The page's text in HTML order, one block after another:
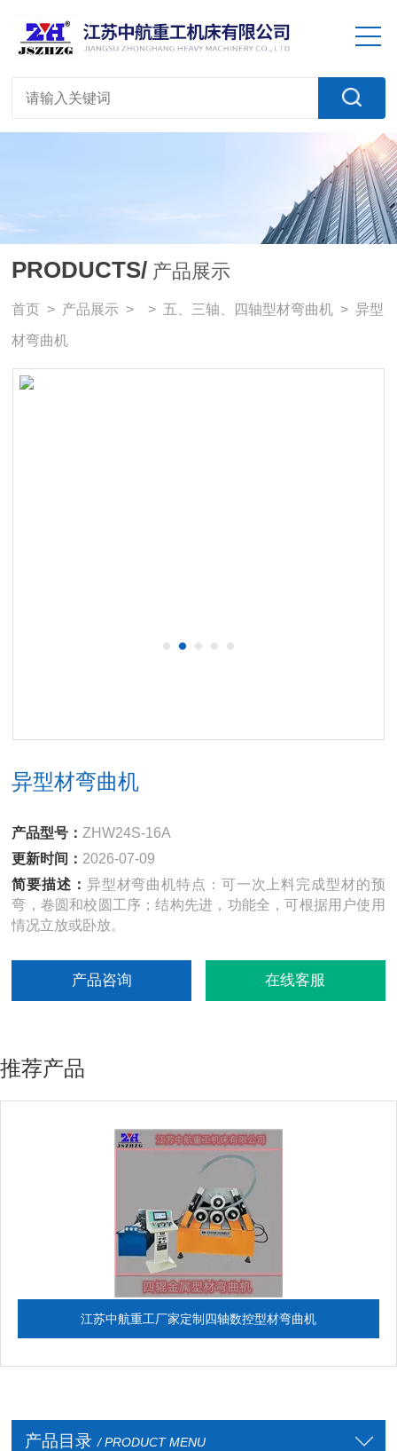
PRODUCTS/ 产品展示
首页 > 产品展示 > > 五、三轴、四轴型材弯曲机 > 异型
材弯曲机
异型材弯曲机
产品型号： ZHW24S-16A
更新时间： 2026-07-09
简要描述： 异型材弯曲机特点：可一次上料完成型材的预
弯，卷圆和校圆工序；结构先进，功能全，可根据用户使用
情况立放或卧放。
产品咨询 在线客服
推荐产品
江苏中航重工厂家定制四轴数控型材弯曲机
产品目录 / PRODUCT MENU